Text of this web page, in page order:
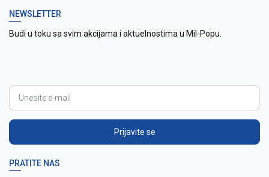
NEWSLETTER
Budi u toku sa svim akcijama i aktuelnostima u Mil-Popu.
Prijavite se
PRATITE NAS